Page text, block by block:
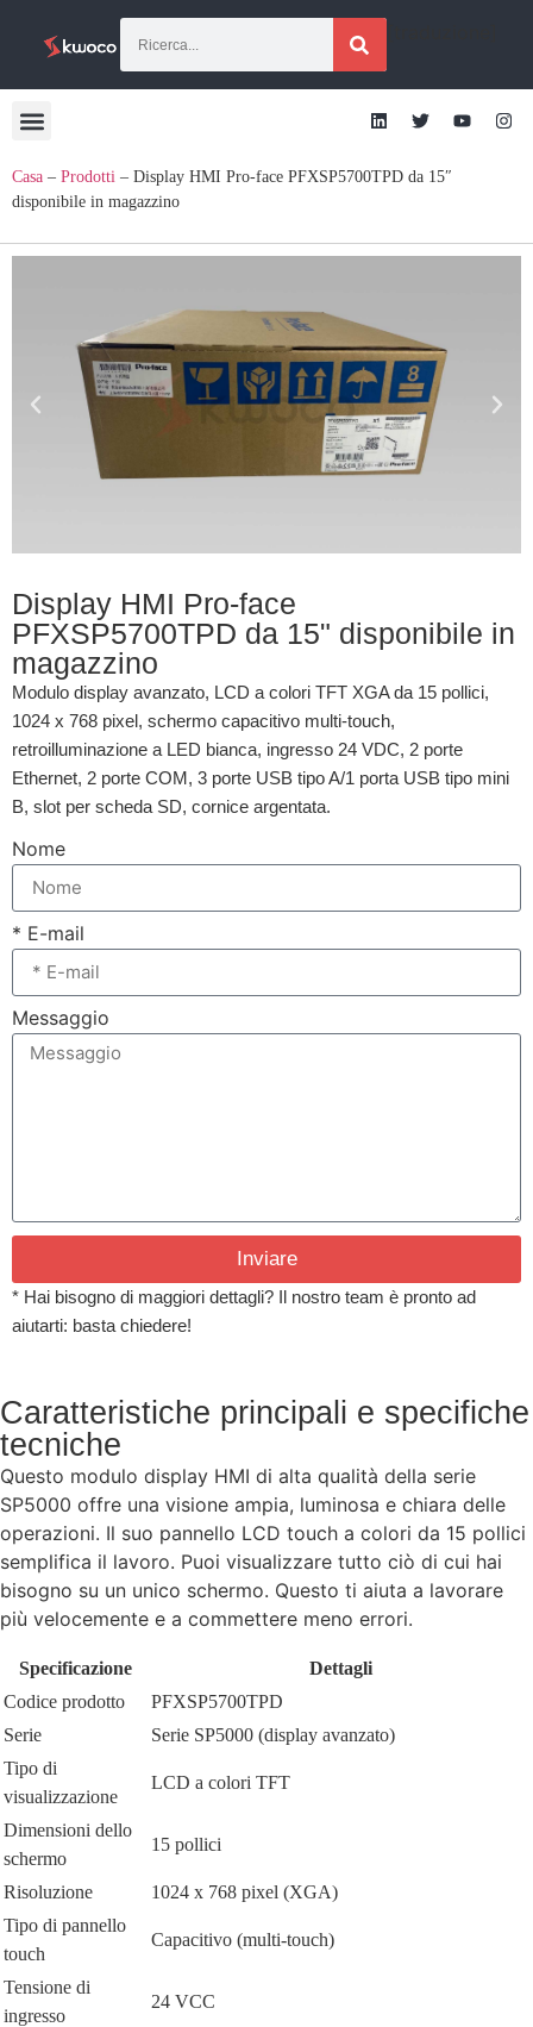
Casa – Prodotti – Display HMI Pro-face PFXSP5700TPD da 15″
disponibile in magazzino
Display HMI Pro-face
PFXSP5700TPD da 15" disponibile in
magazzino
Modulo display avanzato, LCD a colori TFT XGA da 15 pollici,
1024 x 768 pixel, schermo capacitivo multi-touch,
retroilluminazione a LED bianca, ingresso 24 VDC, 2 porte
Ethernet, 2 porte COM, 3 porte USB tipo A/1 porta USB tipo mini
B, slot per scheda SD, cornice argentata.
Nome
* E-mail
Messaggio
Inviare
* Hai bisogno di maggiori dettagli? Il nostro team è pronto ad
aiutarti: basta chiedere!
Caratteristiche principali e specifiche
tecniche
Questo modulo display HMI di alta qualità della serie
SP5000 offre una visione ampia, luminosa e chiara delle
operazioni. Il suo pannello LCD touch a colori da 15 pollici
semplifica il lavoro. Puoi visualizzare tutto ciò di cui hai
bisogno su un unico schermo. Questo ti aiuta a lavorare
più velocemente e a commettere meno errori.
Specificazione
Dettagli
Codice prodotto
PFXSP5700TPD
Serie
Serie SP5000 (display avanzato)
Tipo di
visualizzazione
LCD a colori TFT
Dimensioni dello
schermo
15 pollici
Risoluzione
1024 x 768 pixel (XGA)
Tipo di pannello
touch
Capacitivo (multi-touch)
Tensione di
ingresso
24 VCC